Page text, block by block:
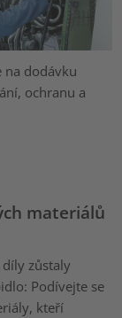
na dodávku
ochranu a
materiálů
zůstaly
Podívejte se
kteří